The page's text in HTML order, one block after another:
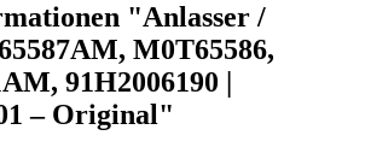
"Anlasser /
M0T65586,
91H2006190 |
– Original"